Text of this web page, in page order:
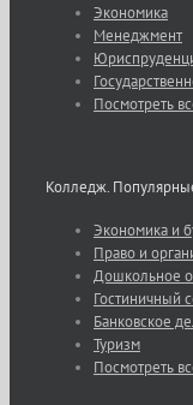
Экономика
Менеджмент
Посмотреть
Колледж.
Экономика и
Право и
Дошкольное
Гостиничный
Банковское
Туризм
Посмотреть